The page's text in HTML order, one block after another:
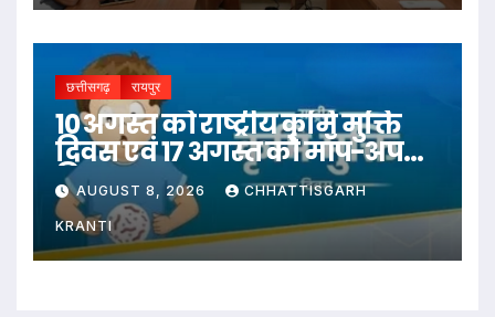
छत्तीसगढ़ रायपुर
10 अगस्त को राष्ट्रीय कृमि मुक्ति
दिवस एवं 17 अगस्त को मॉप-अप
दिवस
AUGUST 8, 2026 CHHATTISGARH
KRANTI